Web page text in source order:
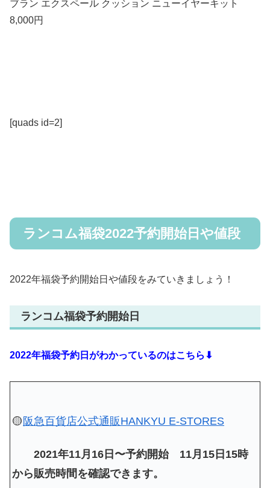
ブラン エクスペール クッション ニューイヤーキット
8,000円
[quads id=2]
ランコム福袋2022予約開始日や値段
2022年福袋予約開始日や値段をみていきましょう！
ランコム福袋予約開始日
2022年福袋予約日がわかっているのはこちら⬇
🟡 阪急百貨店公式通販HANKYU E-STORES
2021年11月16日〜予約開始 11月15日15時
から販売時間を確認できます。